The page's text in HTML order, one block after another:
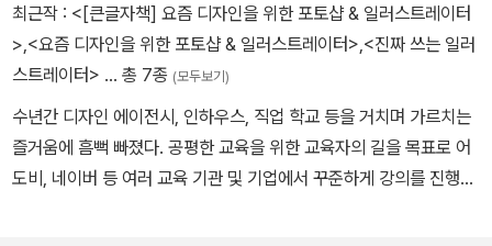
ㆍGIF : 흔히 움직이는 이미지로 불리는 GIF 포맷은 파일에 이미지
나 문자열 같은 정보를 저장할 수 있습니다. 대표적으로 ‘움짤‘ 애니메
이션을 만들 때 사용합니다. 이미지에서 투명한 영역을 저장할 수 있
다는 장점이 있지만, 최대 256개의 색상만 지원한다는 단점도 있습
니다.
최근작 : <[큰글자책] 요즘 디자인을 위한 포토샵 & 일러스트레이터
> <요즘 디자인을 위한 포토샵 & 일러스트레이터> <진짜 쓰는 일러
스트레이터> … 총 7종 (모두보기)
수년간 디자인 에이전시, 인하우스, 직업 학교 등을 거치며 가르치는
즐거움에 흠뻑 빠졌다. 공평한 교육을 위한 교육자의 길을 목표로 어
도비, 네이버 등 여러 교육 기관 및 기업에서 꾸준하게 강의를 진행하